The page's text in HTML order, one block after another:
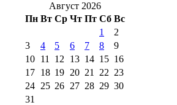
2016 г(12) №99 8 июля 2014 г
августа 2012 г(11)
августа 2013 г
(12)
Август 2026
Пн Вт Ср Чт Пт Сб Вс
1
2
3
4 5 6 7 8
9
10 11 12 13 14 15 16
17 18 19 20 21 22 23
24 25 26 27 28 29 30
31